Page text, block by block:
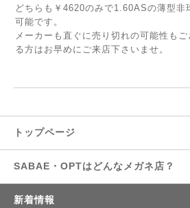
どちらも￥4620のみで1.60ASの薄型非
可能です。
メーカーも直ぐに売り切れの可能性も
る方はお早めにご来店下さいませ。
トップページ
SABAE・OPTはどんなメガネ店？
新着情報